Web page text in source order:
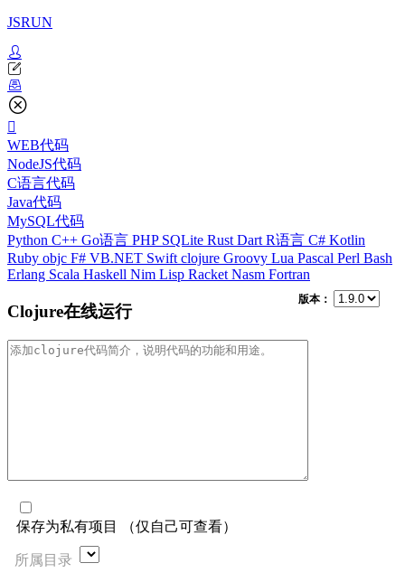
JSRUN
WEB代码
NodeJS代码
C语言代码
Java代码
MySQL代码
Python C++ Go语言 PHP SQLite Rust Dart R语言 C# Kotlin
Ruby objc F# VB.NET Swift clojure Groovy Lua Pascal Perl Bash
Erlang Scala Haskell Nim Lisp Racket Nasm Fortran
Clojure在线运行
版本：
保存为私有项目 （仅自己可查看）
所属目录